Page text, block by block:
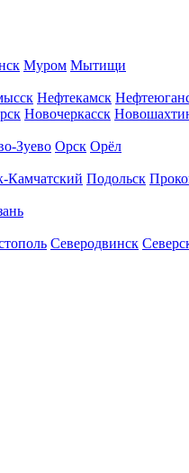
Муром Мытищи
Нефтекамск
Новочеркасск
Зуево Орск Орёл
Камчатский Подольск
Северодвинск